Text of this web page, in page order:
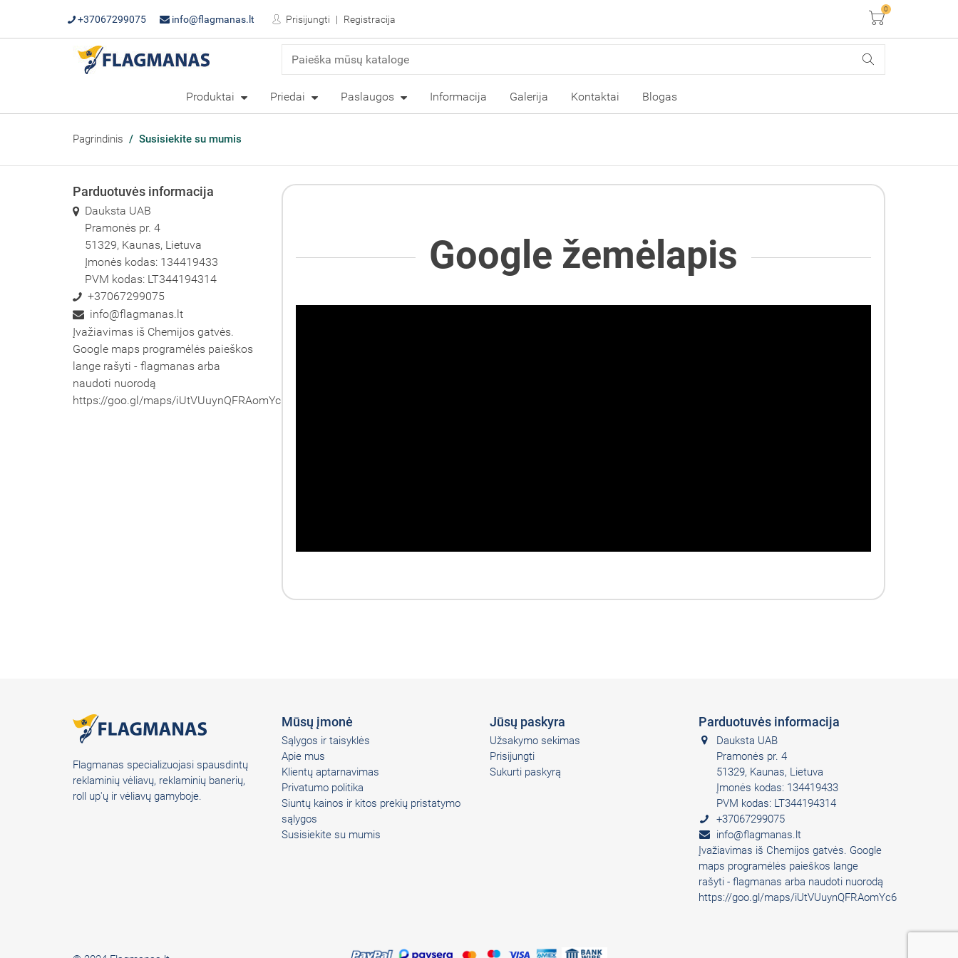
+37067299075 info@flagmanas.lt Prisijungti Registracija Krepšelis
0
Produktai Priedai Paslaugos Informacija Galerija Kontaktai Blogas
Pagrindinis Susisiekite su mumis
Parduotuvės informacija
Dauksta UAB
Pramonės pr. 4
51329, Kaunas, Lietuva
Įmonės kodas: 134419433
PVM kodas: LT344194314
+37067299075
info@flagmanas.lt
Įvažiavimas iš Chemijos gatvės.
Google maps programėlės paieškos
lange rašyti - flagmanas arba
naudoti nuorodą
https://goo.gl/maps/iUtVUuynQFRAomYc6
Google žemėlapis
Flagmanas specializuojasi spausdintų
reklaminių vėliavų, reklaminių banerių,
roll up'ų ir vėliavų gamyboje.
Mūsų įmonė
Sąlygos ir taisyklės
Apie mus
Klientų aptarnavimas
Privatumo politika
Siuntų kainos ir kitos prekių pristatymo
sąlygos
Susisiekite su mumis
Jūsų paskyra
Užsakymo sekimas
Prisijungti
Sukurti paskyrą
Parduotuvės informacija
Dauksta UAB
Pramonės pr. 4
51329, Kaunas, Lietuva
Įmonės kodas: 134419433
PVM kodas: LT344194314
+37067299075
info@flagmanas.lt
Įvažiavimas iš Chemijos gatvės. Google
maps programėlės paieškos lange
rašyti - flagmanas arba naudoti nuorodą
https://goo.gl/maps/iUtVUuynQFRAomYc6